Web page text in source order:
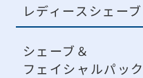
レディースシェーブ
シェーブ＆
フェイシャルパック